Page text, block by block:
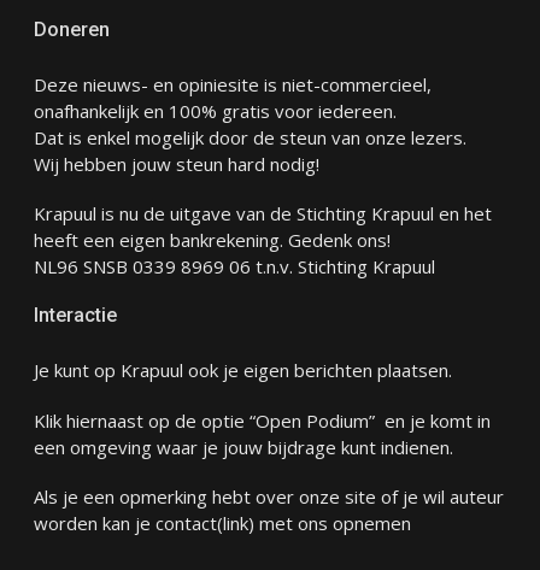
Doneren
Deze nieuws- en opiniesite is niet-commercieel,
onafhankelijk en 100% gratis voor iedereen.
Dat is enkel mogelijk door de steun van onze lezers.
Wij hebben jouw steun hard nodig!
Krapuul is nu de uitgave van de Stichting Krapuul en het
heeft een eigen bankrekening. Gedenk ons!
NL96 SNSB 0339 8969 06 t.n.v. Stichting Krapuul
Interactie
Je kunt op Krapuul ook je eigen berichten plaatsen.
Klik hiernaast op de optie “Open Podium” en je komt in
een omgeving waar je jouw bijdrage kunt indienen.
Als je een opmerking hebt over onze site of je wil auteur
worden kan je contact(link) met ons opnemen